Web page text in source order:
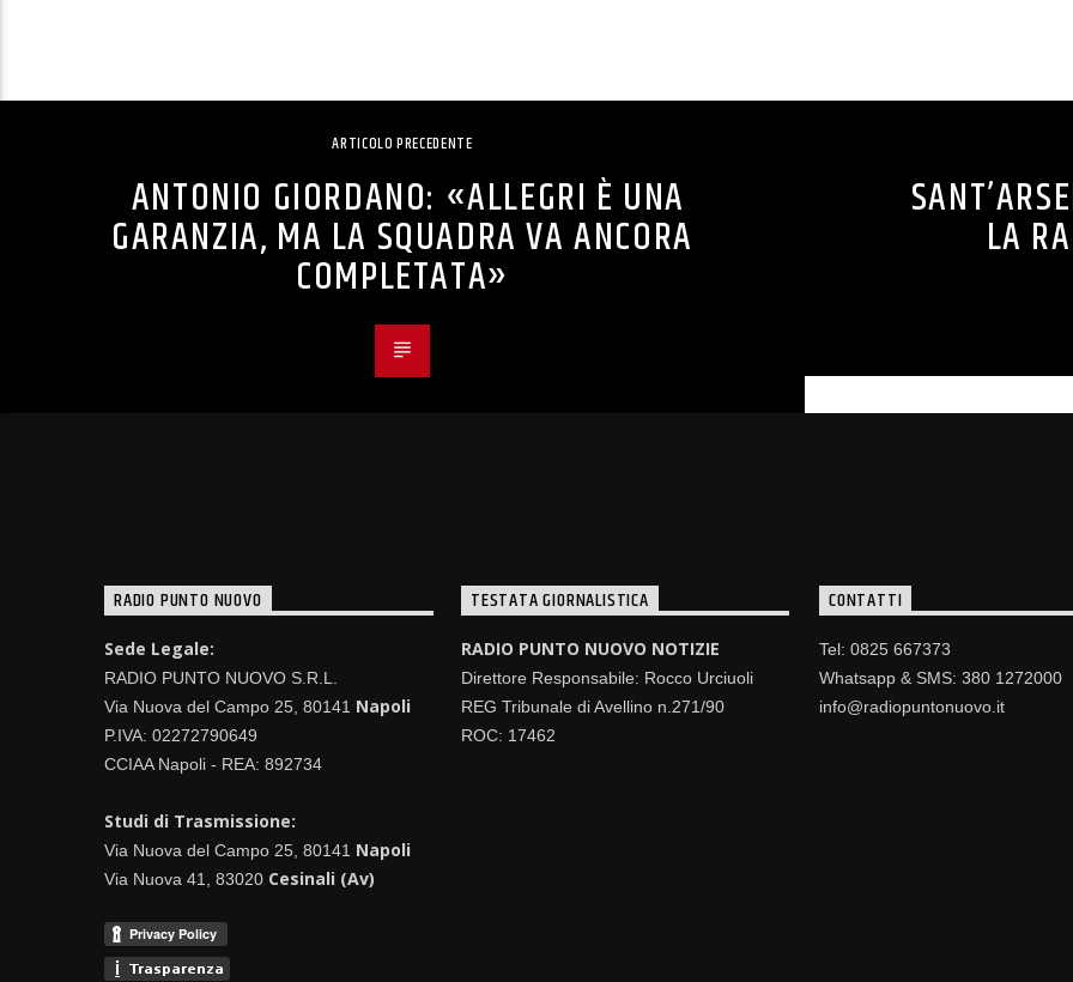
ARTICOLO PRECEDENTE
ANTONIO GIORDANO: «ALLEGRI È UNA
GARANZIA, MA LA SQUADRA VA ANCORA
COMPLETATA»
LA
RADIO PUNTO NUOVO
Sede Legale:
RADIO PUNTO NUOVO S.R.L.
Via Nuova del Campo 25, 80141 Napoli
P.IVA: 02272790649
CCIAA Napoli - REA: 892734
Studi di Trasmissione:
Via Nuova del Campo 25, 80141 Napoli
Via Nuova 41, 83020 Cesinali (Av)
TESTATA GIORNALISTICA
RADIO PUNTO NUOVO NOTIZIE
Direttore Responsabile: Rocco Urciuoli
REG Tribunale di Avellino n.271/90
ROC: 17462
CONTATTI
Tel: 0825 667373
Whatsapp & SMS: 380 1272000
info@radiopuntonuovo.it